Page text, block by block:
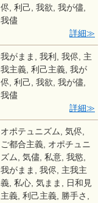
侭, 利己, 我欲, 我が儘,
我儘
詳細
我がまま, 我利, 我侭, 主
我主義, 利己主義, 我が
侭, 利己, 我欲, 我が儘,
我儘
詳細
オポテュニズム, 気侭,
ご都合主義, オポチュニ
ズム, 気儘, 私意, 我慾,
我がまま, 我侭, 主我主
義, 私心, 気まま, 日和見
主義, 利己主義, 勝手さ,